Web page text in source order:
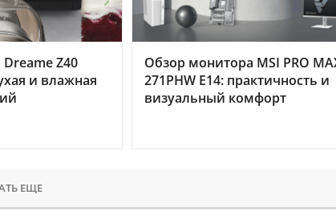
Z40
и влажная
Обзор монитора MSI PRO
271PHW E14: практичность и
визуальный комфорт
ЕЩЕ